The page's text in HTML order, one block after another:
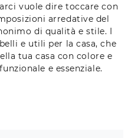
vuole dire toccare con
arredative del
di qualità e stile. I
e utili per la casa, che
tua casa con colore e
e essenziale.